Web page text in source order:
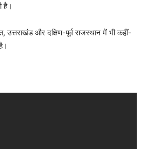
है।
उत्तराखंड और दक्षिण-पूर्व राजस्थान में भी कहीं-